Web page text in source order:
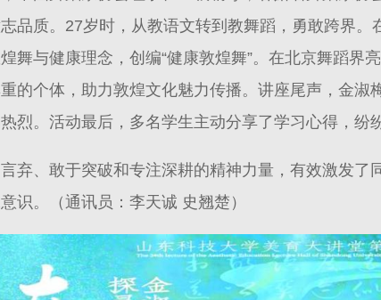
品质。27岁时，从教语文转到教舞蹈，勇敢跨界
舞与健康理念，创编“健康敦煌舞”。在北京舞蹈界
的个体，助力敦煌文化魅力传播。讲座尾声，金淑
烈。活动最后，多名学生主动分享了学习心得，纷
弃、敢于突破和专注深耕的精神力量，有效激发了
识。（通讯员：李天诚 史翘楚）